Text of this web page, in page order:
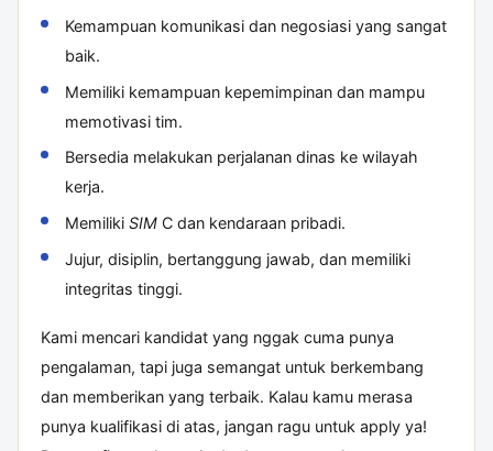
Kemampuan komunikasi dan negosiasi yang sangat
baik.
Memiliki kemampuan kepemimpinan dan mampu
memotivasi tim.
Bersedia melakukan perjalanan dinas ke wilayah
kerja.
Memiliki SIMC dan kendaraan pribadi.
Jujur, disiplin, bertanggung jawab, dan memiliki
integritas tinggi.
Kami mencari kandidat yang nggak cuma punya
pengalaman, tapi juga semangat untuk berkembang
dan memberikan yang terbaik. Kalau kamu merasa
punya kualifikasi di atas, jangan ragu untuk apply ya!